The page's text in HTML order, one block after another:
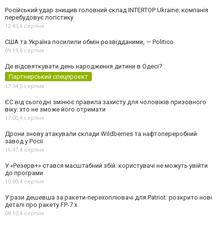
Російський удар знищив головний склад INTERTOP Ukraine: компанія
перебудовує логістику
12:43,6 серпня
США та Україна посилили обмін розвідданими, — Politico
09:19,6 серпня
Де відсвяткувати день народження дитини в Одесі?
Партнерський спецпроєкт
17:34,5 серпня
ЄС від сьогодні змінює правила захисту для чоловіків призовного
віку: хто не зможе його отримати
17:00,4 серпня
Дрони знову атакували склади Wildberries та нафтопереробний
завод у Росії
16:47,4 серпня
У «Резерв+» стався масштабний збій: користувачі не можуть увійти
до програми
10:00,4 серпня
У рази дешевша за ракети-перехоплювачі для Patriot: розкрито нові
деталі про ракету FP-7.x
08:10,4 серпня